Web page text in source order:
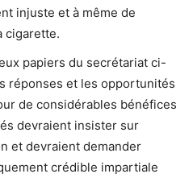
injuste et à même de
cigarette.
papiers du secrétariat ci-
réponses et les opportunités
de considérables bénéfices
devraient insister sur
et devraient demander
crédible impartiale